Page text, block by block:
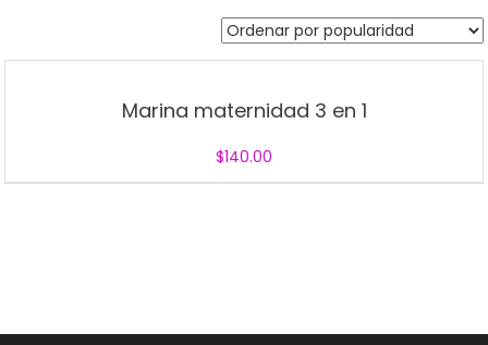
Marina maternidad 3 en 1
$140.00